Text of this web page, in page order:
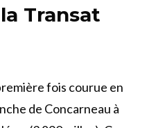
Transat
fois courue en
de Concarneau à